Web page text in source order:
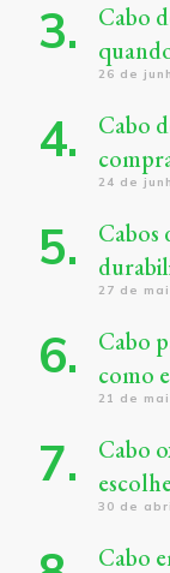
Cabo
26 de
Cabo
24 de
Cabos
27 de
Cabo
como
21 de
Cabo
30 de
Cabo